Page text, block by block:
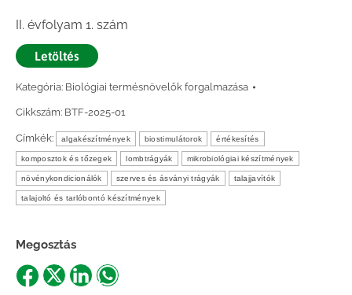
II. évfolyam 1. szám
Letöltés
Kategória: Biológiai termésnövelők forgalmazása
Cikkszám: BTF-2025-01
Címkék: algakészítmények biostimulátorok értékesítés
komposztok és tőzegek lombtrágyák mikrobiológiai készítmények
növénykondicionálók szerves és ásványi trágyák talajjavítók
talajoltó és tarlóbontó készítmények
Megosztás
ShareShareShareShare